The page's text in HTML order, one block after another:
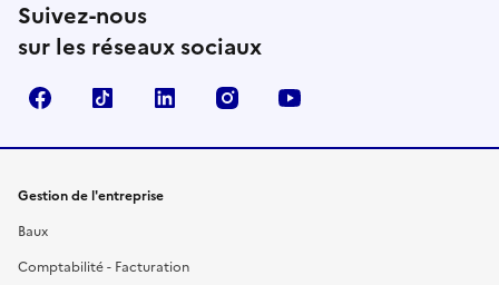
Suivez-nous
sur les réseaux sociaux
FacebookTikTok Linkedin Instagram
Gestion de l'entreprise
Baux
Comptabilité - Facturation